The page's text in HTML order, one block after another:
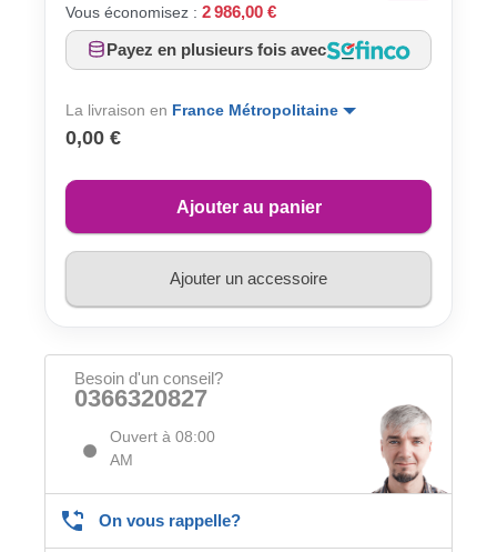
Vous économisez : 2 986,00 €
Payez en plusieurs fois avec
La livraison en France Métropolitaine
0,00 €
Ajouter au panier
Ajouter un accessoire
Besoin d'un conseil?
0366320827
Ouvert à 08:00
AM
On vous rappelle?